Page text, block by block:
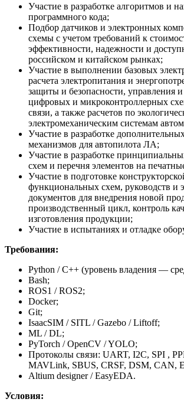
Участие в разработке алгоритмов и
программного кода;
Подбор датчиков и электронных
схемы с учетом требований к
эффективности, надежности и
российском и китайском рынках;
Участие в выполнении базовых
расчета электропитания и
защиты и безопасности, управления
цифровых и микроконтроллерных
связи, а также расчетов по
электромеханическим системам
Участие в разработке
механизмов для автопилота ЛА;
Участие в разработке
схем и перечня элементов на
Участие в подготовке
функциональных схем, руководств и
документов для внедрения новой
производственный цикл, контроль
изготовления продукции;
Участие в испытаниях и отладке
Требования:
Python / C++ (уровень владения —
Bash;
ROS1 / ROS2;
Docker;
Git;
IsaacSIM / SITL / Gazebo / Liftoff;
ML / DL;
PyTorch / OpenCV / YOLO;
Протоколы связи: UART, I2C, SPI ,
MAVLink, SBUS, CRSF, DSM, CAN,
Altium designer / EasyEDA.
Условия: